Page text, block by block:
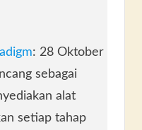
: 28 Oktober
sebagai
alat
setiap tahap